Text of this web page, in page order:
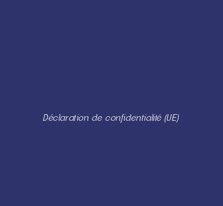
Déclaration de confidentialité (UE)